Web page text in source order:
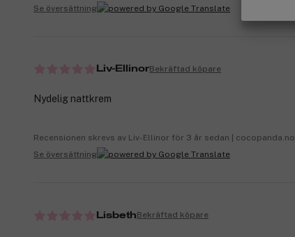
Se översättning
Liv-EllinorBekräftad köpare
Nydelig nattkrem
Recensionen skrevs av Liv-Ellinor för 3 år sedan | cocopanda.no
Se översättning
LisbethBekräftad köpare